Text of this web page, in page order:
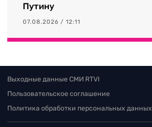
Путину
07.08.2026 / 12:11
Выходные данные СМИ RTVI
Пользовательское соглашение
Политика обработки персональных данных